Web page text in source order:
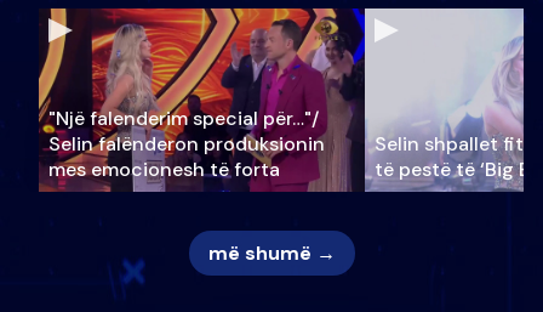
"Një falenderim special për…"/
Selin falënderon produksionin
mes emocionesh të forta
Selin shpallet
të pestë të ‘Big
më shumë →